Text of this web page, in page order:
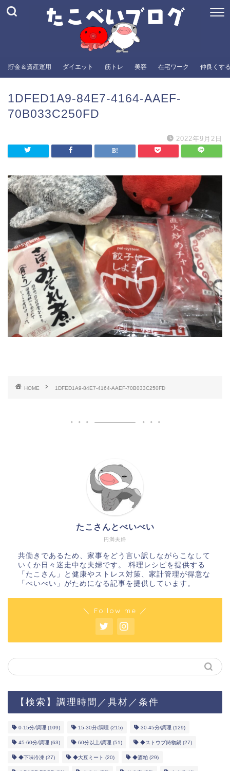
貯金＆資産運用 ダイエット 筋トレ 美容 在宅ワーク 仲良くす
1DFED1A9-84E7-4164-AAEF-
70B033C250FD
2022年9月2日
HOME 1DFED1A9-84E7-4164-AAEF-70B033C250FD
円満夫婦
たこさんとべいべい
共働きであるため、家事をどう言い訳しながらこなして
いくか日々迷走中な夫婦です。 料理レシピを提供する
「たこさん」と健康やストレス対策、家計管理が得意な
「べいべい」がためになる記事を提供しています。
＼ Follow me ／
【検索】調理時間／具材／条件
0-15分/調理 (109) 15-30分/調理 (215) 30-45分/調理 (129)
45-60分/調理 (63) 60分以上/調理 (51) ◆ストウブ鋳物鍋 (27)
◆下味冷凍 (27) ◆大豆ミート (20) ◆酒粕 (29)